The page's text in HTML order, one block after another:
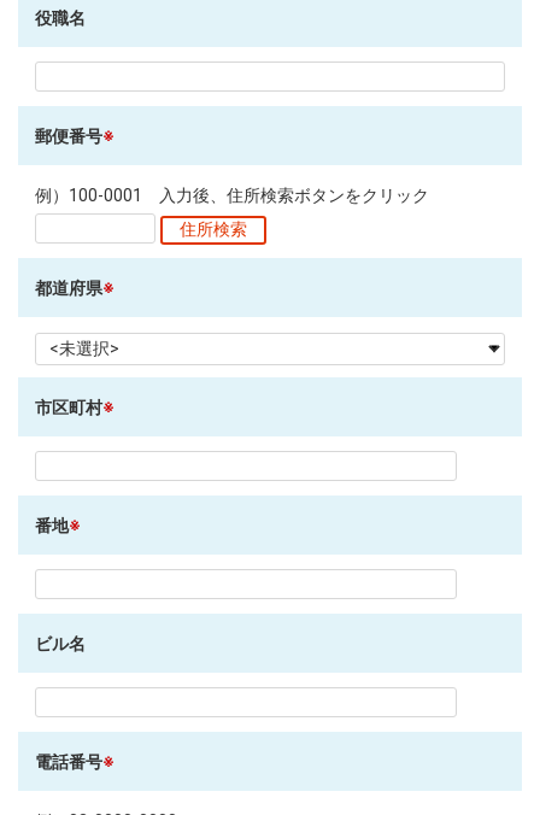
役職名
郵便番号※
例）100-0001 入力後、住所検索ボタンをクリック
都道府県※
市区町村※
番地※
ビル名
電話番号※